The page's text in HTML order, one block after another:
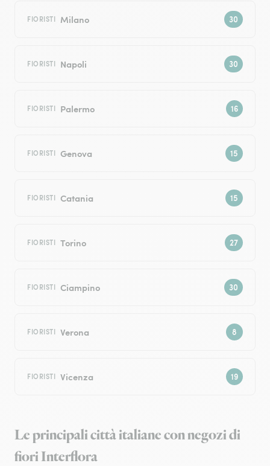
FIORISTI Milano
FIORISTI Napoli
FIORISTI Palermo
FIORISTI Genova
FIORISTI Catania
FIORISTI Torino
FIORISTI Ciampino
FIORISTI Verona
FIORISTI Vicenza
Le principali città italiane con negozi di
fiori Interflora